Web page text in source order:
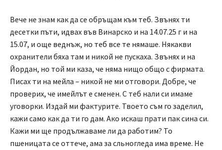
Вече не знам как да се обръщам към теб. Звънях ти
десетки пъти, идвах във Винарско и на 14.07.25 г и на
15.07, и още веднъж, но теб все те нямаше. Някакви
охранители бяха там и никой не пускаха. Звънях и на
Йордан, но той ми каза, че няма нищо общо с фирмата.
Писах ти на мейла – никой не ми отговори. Добре, че
проверих, че имейлът е сменен. С теб нали си имаме
уговорки. Издай ми фактурите. Твоето съм го заделил,
кажи само как да ти го дам. Ако искаш прати пак сина си.
Кажи ми ще продължаваме ли да работим? То
пшеницата се оттече, ама за сльногледа има време. Не